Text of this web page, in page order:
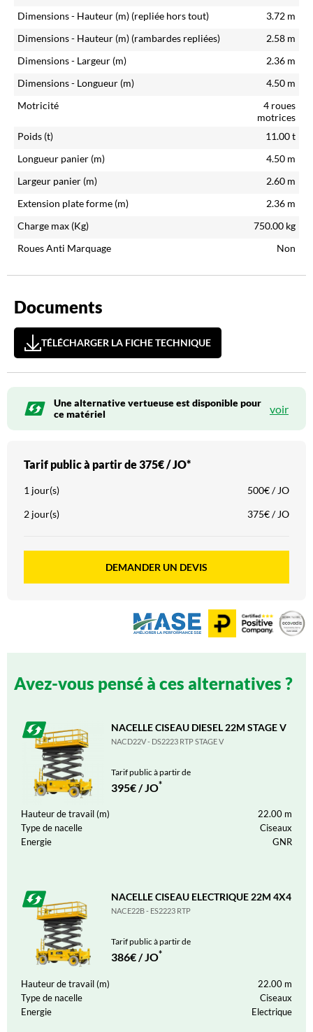
Dimensions - Hauteur (m) (repliée hors tout) 3.72 m
Dimensions - Hauteur (m) (rambardes repliées) 2.58 m
Dimensions - Largeur (m)
2.36 m
Dimensions - Longueur (m)
4.50 m
Motricité
4 roues
motrices
Poids (t)
11.00t
Longueur panier (m)
4.50 m
Largeur panier (m)
2.60 m
Extension plate forme (m)
2.36 m
Charge max (Kg)
750.00 kg
Roues Anti Marquage
Non
Documents
TÉLÉCHARGER LA FICHE TECHNIQUE
Une alternative vertueuse est disponible pour
ce matériel
voir
Tarif public à partir de375€ / JO*
1 jour(s)
500€ / JO
2 jour(s)
375€ / JO
DEMANDER UN DEVIS
Avez-vous pensé à ces alternatives ?
NACELLE CISEAU DIESEL 22M STAGE V
NACD22V - DS2223 RTP STAGE V
Tarif public à partir de
395€ / JO*
Hauteur de travail (m) 22.00 m
Type de nacelle
Ciseaux
Energie
GNR
NACELLE CISEAU ELECTRIQUE 22M 4X4
NACE22B - ES2223 RTP
Tarif public à partir de
386€ / JO*
Hauteur de travail (m) 22.00 m
Type de nacelle
Ciseaux
Energie
Electrique